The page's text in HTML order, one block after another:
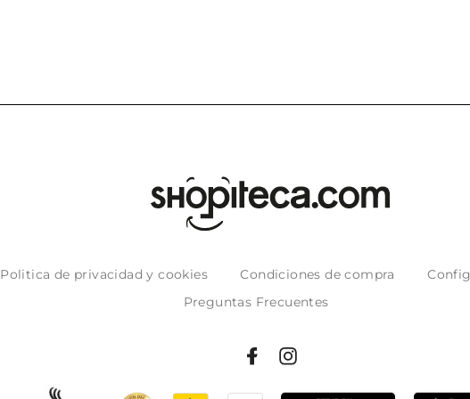
Politica de privacidad y cookies Condiciones de compra
Preguntas Frecuentes